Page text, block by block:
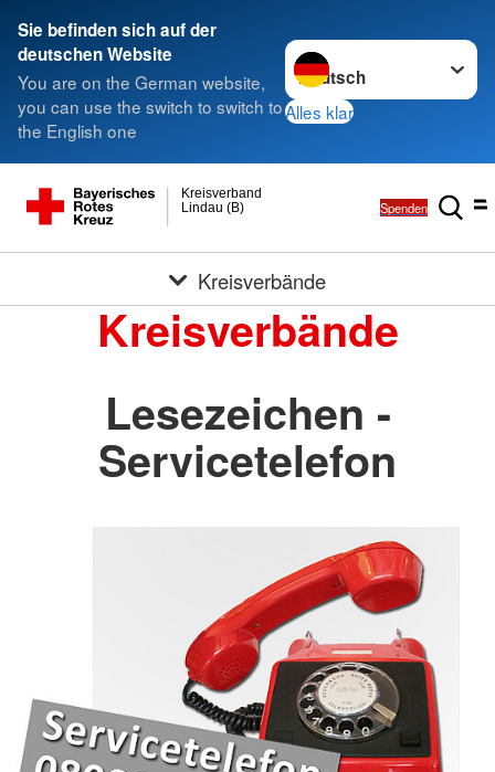
Sie befinden sich auf der
deutschen Website
You are on the German website,
you can use the switch to switch to
the English one
Sprache wechseln zu
Alles klar
Lindau (B)
Kreisverband
Spenden
Kreisverbände
Kreisverbände
Lesezeichen -
Servicetelefon